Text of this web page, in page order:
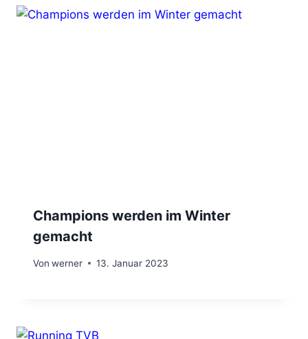
Champions werden im Winter
gemacht
Von werner 13. Januar 2023